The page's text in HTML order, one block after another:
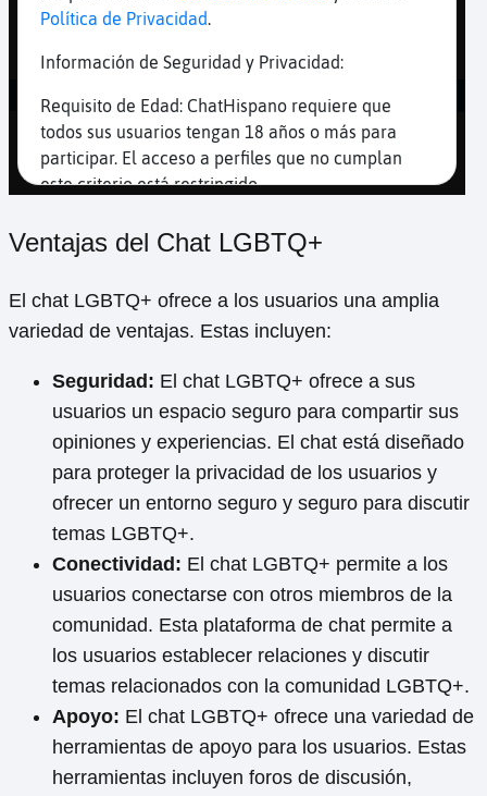
Ventajas del Chat LGBTQ+
El chat LGBTQ+ ofrece a los usuarios una amplia
variedad de ventajas. Estas incluyen:
Seguridad: El chat LGBTQ+ ofrece a sus
usuarios un espacio seguro para compartir sus
opiniones y experiencias. El chat está diseñado
para proteger la privacidad de los usuarios y
ofrecer un entorno seguro y seguro para discutir
temas LGBTQ+.
Conectividad: El chat LGBTQ+ permite a los
usuarios conectarse con otros miembros de la
comunidad. Esta plataforma de chat permite a
los usuarios establecer relaciones y discutir
temas relacionados con la comunidad LGBTQ+.
Apoyo: El chat LGBTQ+ ofrece una variedad de
herramientas de apoyo para los usuarios. Estas
herramientas incluyen foros de discusión,